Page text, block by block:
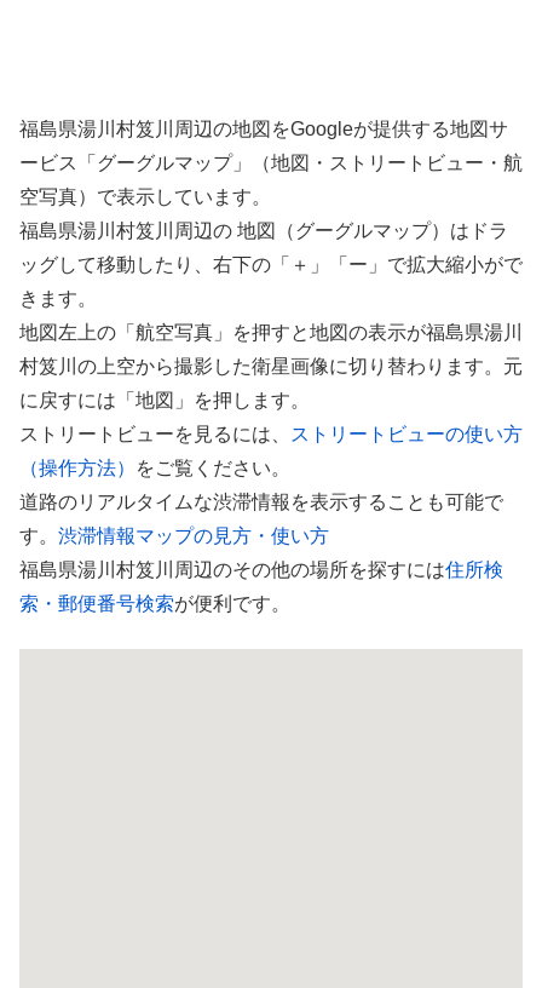
福島県湯川村笈川周辺の地図をGoogleが提供する地図サ
ービス「グーグルマップ」（地図・ストリートビュー・航
空写真）で表示しています。
福島県湯川村笈川周辺の 地図（グーグルマップ）はドラ
ッグして移動したり、右下の「＋」「ー」で拡大縮小がで
きます。
地図左上の「航空写真」を押すと地図の表示が福島県湯川
村笈川の上空から撮影した衛星画像に切り替わります。元
に戻すには「地図」を押します。
ストリートビューを見るには、
ストリートビューの使い方
（操作方法）
をご覧ください。
道路のリアルタイムな渋滞情報を表示することも可能で
す。 渋滞情報マップの見方・使い方
福島県湯川村笈川周辺のその他の場所を探すには住所検
索・郵便番号検索が便利です。